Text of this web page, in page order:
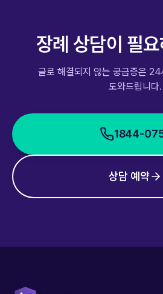
장례 상담이 필
글로 해결되지 않는 궁금증은 24
도와드립니다.
1844-
상담 예약